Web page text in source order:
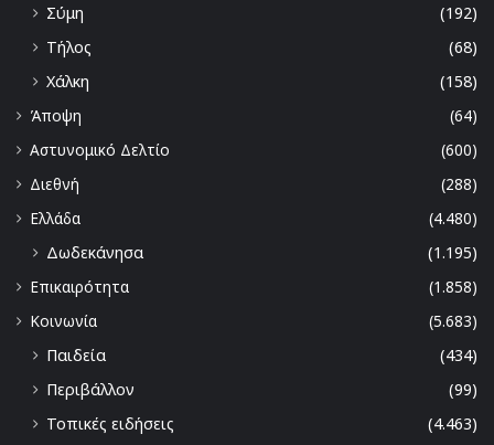
Σύμη
(192)
Τήλος
(68)
Χάλκη
(158)
Άποψη
(64)
Αστυνομικό Δελτίο
(600)
Διεθνή
(288)
Ελλάδα
(4.480)
Δωδεκάνησα
(1.195)
Επικαιρότητα
(1.858)
Κοινωνία
(5.683)
Παιδεία
(434)
Περιβάλλον
(99)
Τοπικές ειδήσεις
(4.463)